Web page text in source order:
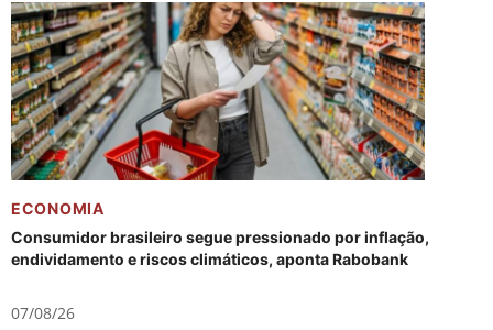
ECONOMIA
Consumidor brasileiro segue pressionado por inflação,
endividamento e riscos climáticos, aponta Rabobank
07/08/26